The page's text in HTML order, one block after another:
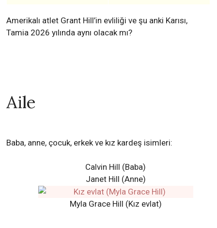
Amerikalı atlet Grant Hill’in evliliği ve şu anki Karısı,
Tamia 2026 yılında aynı olacak mı?
Aile
Baba, anne, çocuk, erkek ve kız kardeş isimleri:
Calvin Hill (Baba)
Janet Hill (Anne)
Myla Grace Hill (Kız evlat)